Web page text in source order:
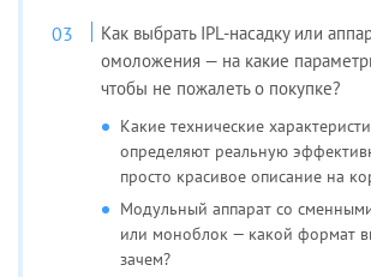
Как выбрать IPL-насадку или
омоложения — на какие
чтобы не пожалеть о покупке?
Какие технические
определяют реальную
просто красивое описание на
Модульный аппарат со
или моноблок — какой формат
зачем?